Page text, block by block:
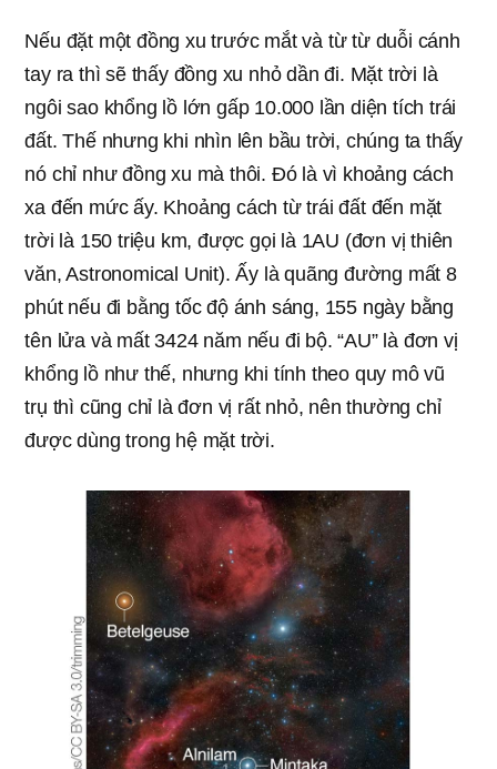
Nếu đặt một đồng xu trước mắt và từ từ duỗi cánh
tay ra thì sẽ thấy đồng xu nhỏ dần đi. Mặt trời là
ngôi sao khổng lồ lớn gấp 10.000 lần diện tích trái
đất. Thế nhưng khi nhìn lên bầu trời, chúng ta thấy
nó chỉ như đồng xu mà thôi. Đó là vì khoảng cách
xa đến mức ấy. Khoảng cách từ trái đất đến mặt
trời là 150 triệu km, được gọi là 1AU (đơn vị thiên
văn, Astronomical Unit). Ấy là quãng đường mất 8
phút nếu đi bằng tốc độ ánh sáng, 155 ngày bằng
tên lửa và mất 3424 năm nếu đi bộ. “AU” là đơn vị
khổng lồ như thế, nhưng khi tính theo quy mô vũ
trụ thì cũng chỉ là đơn vị rất nhỏ, nên thường chỉ
được dùng trong hệ mặt trời.